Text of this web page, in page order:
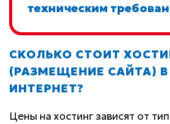
техническим
СКОЛЬКО СТОИТ
(РАЗМЕЩЕНИЕ САЙТА) В
ИНТЕРНЕТ?
Цены на хостинг зависят от